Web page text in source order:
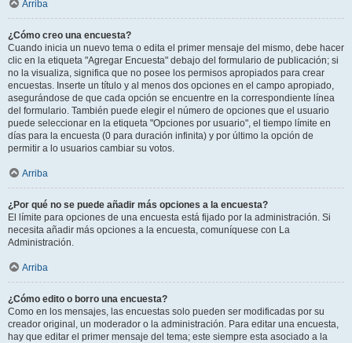
Arriba
¿Cómo creo una encuesta?
Cuando inicia un nuevo tema o edita el primer mensaje del mismo, debe hacer
clic en la etiqueta "Agregar Encuesta" debajo del formulario de publicación; si
no la visualiza, significa que no posee los permisos apropiados para crear
encuestas. Inserte un título y al menos dos opciones en el campo apropiado,
asegurándose de que cada opción se encuentre en la correspondiente línea
del formulario. También puede elegir el número de opciones que el usuario
puede seleccionar en la etiqueta "Opciones por usuario", el tiempo límite en
días para la encuesta (0 para duración infinita) y por último la opción de
permitir a lo usuarios cambiar su votos.
Arriba
¿Por qué no se puede añadir más opciones a la encuesta?
El límite para opciones de una encuesta está fijado por la administración. Si
necesita añadir más opciones a la encuesta, comuníquese con La
Administración.
Arriba
¿Cómo edito o borro una encuesta?
Como en los mensajes, las encuestas solo pueden ser modificadas por su
creador original, un moderador o la administración. Para editar una encuesta,
hay que editar el primer mensaje del tema; este siempre esta asociado a la